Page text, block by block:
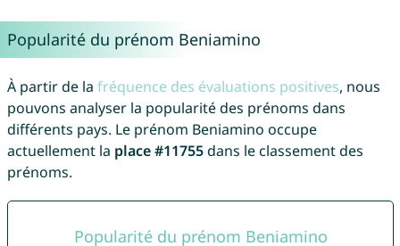
Popularité du prénom Beniamino
À partir de la fréquence des évaluations positives, nous
pouvons analyser la popularité des prénoms dans
différents pays. Le prénom Beniamino occupe
actuellement la place #11755dans le classement des
prénoms.